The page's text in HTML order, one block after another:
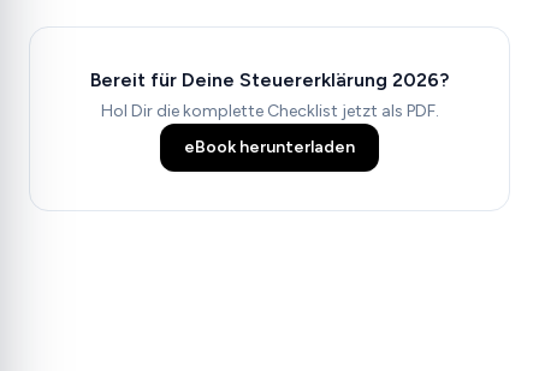
Bereit für Deine Steuererklärung 2026?
Hol Dir die komplette Checklist jetzt als PDF.
eBook herunterladen